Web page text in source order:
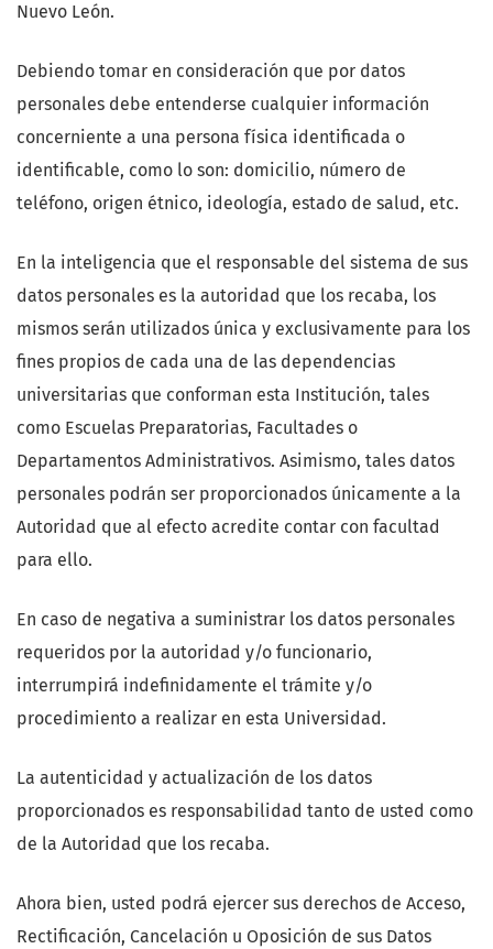
Nuevo León.
Debiendo tomar en consideración que por datos
personales debe entenderse cualquier información
concerniente a una persona física identificada o
identificable, como lo son: domicilio, número de
teléfono, origen étnico, ideología, estado de salud, etc.
En la inteligencia que el responsable del sistema de sus
datos personales es la autoridad que los recaba, los
mismos serán utilizados única y exclusivamente para los
fines propios de cada una de las dependencias
universitarias que conforman esta Institución, tales
como Escuelas Preparatorias, Facultades o
Departamentos Administrativos. Asimismo, tales datos
personales podrán ser proporcionados únicamente a la
Autoridad que al efecto acredite contar con facultad
para ello.
En caso de negativa a suministrar los datos personales
requeridos por la autoridad y/o funcionario,
interrumpirá indefinidamente el trámite y/o
procedimiento a realizar en esta Universidad.
La autenticidad y actualización de los datos
proporcionados es responsabilidad tanto de usted como
de la Autoridad que los recaba.
Ahora bien, usted podrá ejercer sus derechos de Acceso,
Rectificación, Cancelación u Oposición de sus Datos